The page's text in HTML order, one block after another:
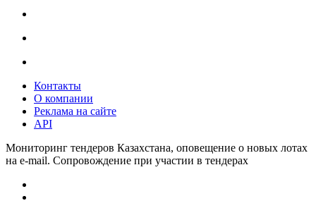
Контакты
О компании
Реклама на сайте
API
Мониторинг тендеров Казахстана, оповещение о новых лотах
на e-mail. Сопровождение при участии в тендерах